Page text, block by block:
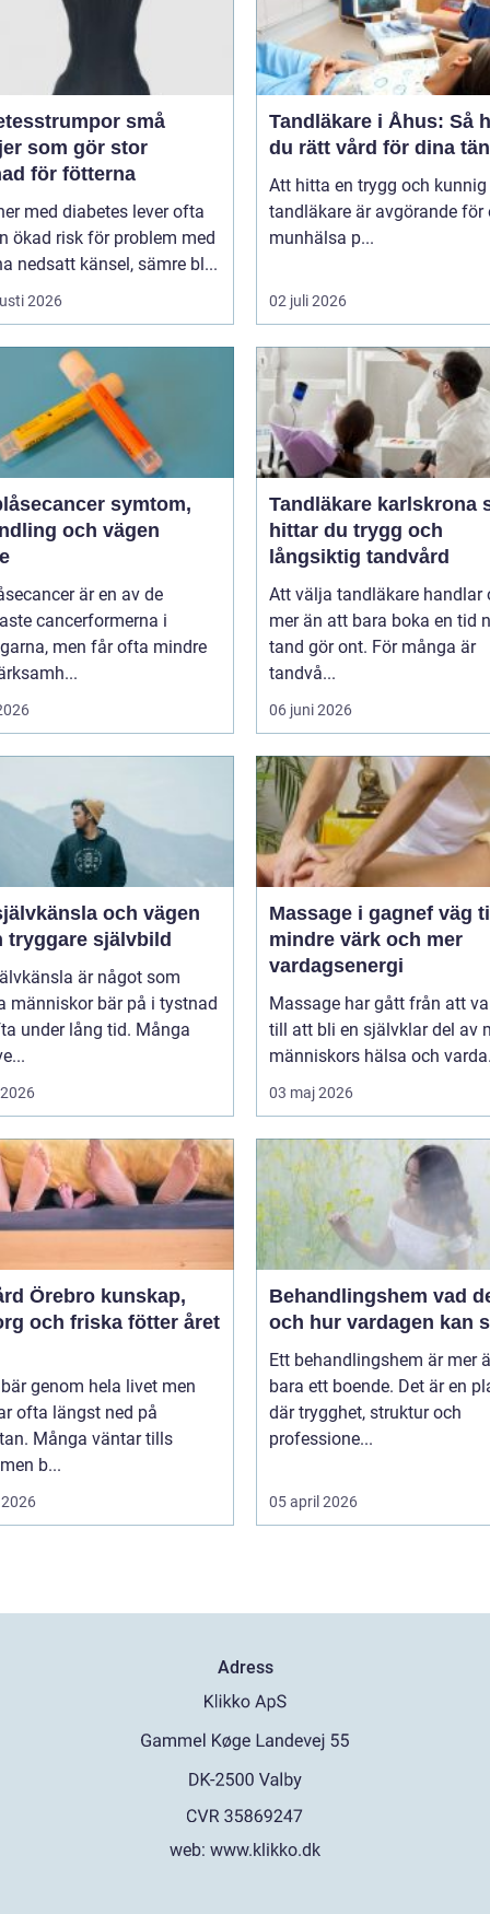
små
som gör stor
för fötterna
med diabetes lever ofta
ökad risk för problem med
fötterna nedsatt känsel, sämre bl...
2026
Tandläkare i Åhus: Så
du rätt vård för dina
Att hitta en trygg och kunnig
tandläkare är avgörande för
munhälsa p...
02 juli 2026
symtom,
och vägen
är en av de
cancerformerna i
men får ofta mindre
Tandläkare karlskrona så
hittar du trygg och
långsiktig tandvård
Att välja tandläkare handlar
mer än att bara boka en tid
tand gör ont. För många är
tandvå...
06 juni 2026
och vägen
tryggare självbild
är något som
människor bär på i tystnad
under lång tid. Många
Massage i gagnef väg till
mindre värk och mer
vardagsenergi
Massage har gått från att
till att bli en självklar del av
människors hälsa och
03 maj 2026
kunskap,
och friska fötter året
genom hela livet men
ofta längst ned på
Många väntar tills
b...
Behandlingshem vad det är
och hur vardagen kan
Ett behandlingshem är mer
bara ett boende. Det är en
där trygghet, struktur och
professione...
05 april 2026
Adress
web: www.klikko.dk